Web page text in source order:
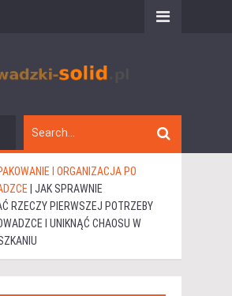
I ORGANIZACJA PO
JAK SPRAWNIE
RZECZY PIERWSZEJ POTRZEBY
I UNIKNĄĆ CHAOSU W